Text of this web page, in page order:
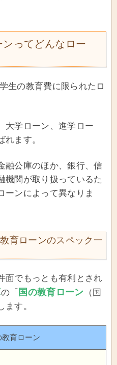
ってどんなロー
生の教育費に限られたロ
大学ローン、進学ロー
れます。
融公庫のほか、銀行、信
機関が取り扱っているた
ーンによって異なりま
育ローンのスペック一
面でもっとも有利とされ
の「 国の教育ローン （国
す。
教育ローン